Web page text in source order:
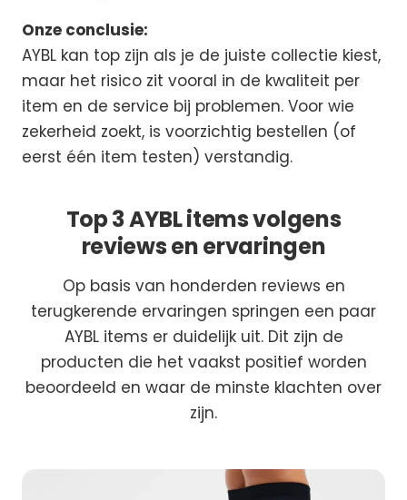
Onze conclusie:
AYBL kan top zijn als je de juiste collectie kiest,
maar het risico zit vooral in de kwaliteit per
item en de service bij problemen. Voor wie
zekerheid zoekt, is voorzichtig bestellen (of
eerst één item testen) verstandig.
Top 3 AYBL items volgens
reviews en ervaringen
Op basis van honderden reviews en
terugkerende ervaringen springen een paar
AYBL items er duidelijk uit. Dit zijn de
producten die het vaakst positief worden
beoordeeld en waar de minste klachten over
zijn.